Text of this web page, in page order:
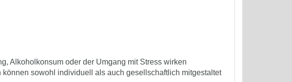
Alkoholkonsum oder der Umgang mit Stress wirken
sowohl individuell als auch gesellschaftlich mitgestaltet